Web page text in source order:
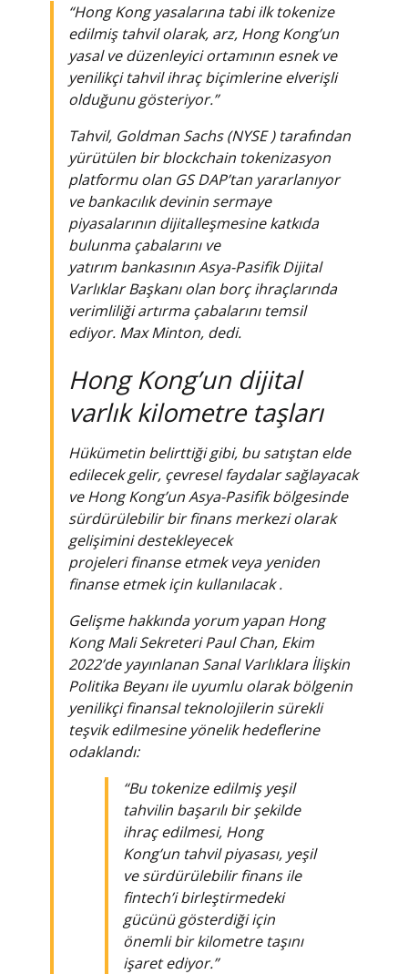
“Hong Kong yasalarına tabi ilk tokenize
edilmiş tahvil olarak, arz, Hong Kong’un
yasal ve düzenleyici ortamının esnek ve
yenilikçi tahvil ihraç biçimlerine elverişli
olduğunu gösteriyor.”
Tahvil, Goldman Sachs (NYSE ) tarafından
yürütülen birblockchain tokenizasyon
platformu olan GS DAP’tan yararlanıyor
ve bankacılık devinin sermaye
piyasalarının dijitalleşmesine katkıda
bulunma çabalarını ve
yatırım bankasının Asya-Pasifik Dijital
Varlıklar Başkanı olan borç ihraçlarında
verimliliği artırma çabalarını temsil
ediyor. Max Minton, dedi.
Hong Kong’un dijital
varlık kilometre taşları
Hükümetin belirttiği gibi, bu satıştan elde
edilecek gelir, çevresel faydalar sağlayacak
ve Hong Kong’un Asya-Pasifik bölgesinde
sürdürülebilir bir finans merkezi olarak
gelişimini destekleyecek
projelerifinanseetmek veya yeniden
finanse etmek için kullanılacak .
Gelişme hakkında yorum yapan Hong
Kong Mali Sekreteri Paul Chan, Ekim
2022’de yayınlanan Sanal Varlıklara İlişkin
Politika Beyanı ile uyumlu olarak bölgenin
yenilikçi finansal teknolojilerin sürekli
teşvik edilmesine yönelik hedeflerine
odaklandı:
“Bu tokenize edilmiş yeşil
tahvilin başarılı bir şekilde
ihraç edilmesi, Hong
Kong’un tahvil piyasası, yeşil
ve sürdürülebilir finans ile
fintech’i birleştirmedeki
gücünü gösterdiği için
önemli bir kilometre taşını
işaret ediyor.”